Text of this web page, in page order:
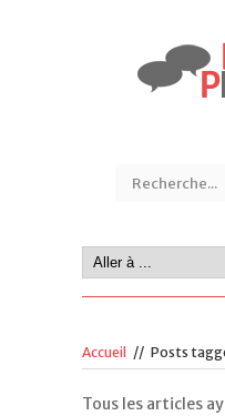
Accueil // Posts
Tous les articles